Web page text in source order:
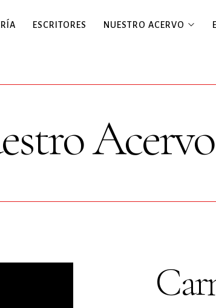
ESCRITORES NUESTRO ACERVO
Acervo